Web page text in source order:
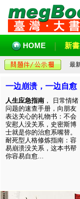
HOME 新
最
一边崩溃，一边自愈
人生应急指南 ， 日常情绪
问题的速查手册，向朋友
表达关心的礼物书：不会
安慰人没关系，史密斯博
士就是你的治愈系嘴替。
耐死型人格修炼指南：容
易崩溃没关系，这本书帮
你容易自愈...